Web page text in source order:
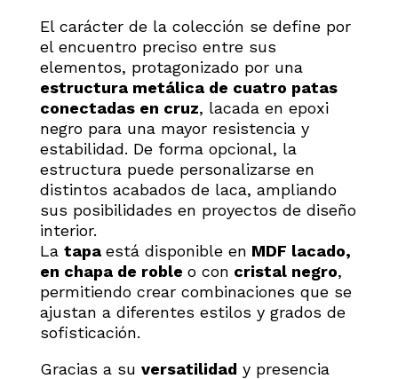
El carácter de la colección se define por
el encuentro preciso entre sus
elementos, protagonizado por una
estructura metálica de cuatro patas
conectadas en cruz, lacada en epoxi
negro para una mayor resistencia y
estabilidad. De forma opcional, la
estructura puede personalizarse en
distintos acabados de laca, ampliando
sus posibilidades en proyectos de diseño
interior.
La tapa está disponible en MDF lacado,
en chapa de roble o con cristal negro,
permitiendo crear combinaciones que se
ajustan a diferentes estilos y grados de
sofisticación.
Gracias a su versatilidad y presencia